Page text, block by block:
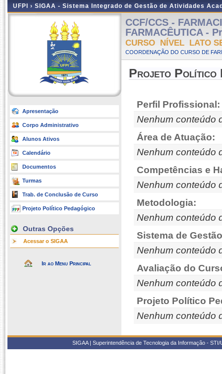
UFPI › SIGAA - Sistema Integrado de Gestão de Atividades
Apresentação
Corpo Administrativo
Alunos Ativos
Calendário
Documentos
Turmas
Trab. de Conclusão de Curso
Projeto Político Pedagógico
Outras Opções
Acessar o SIGAA
Ir ao Menu Principal
CCF/CCS -
FARMACÊUTICA -
CURSO NÍVEL LATO
COORDENAÇÃO DO CURSO DE
Projeto Político
Perfil Profissional:
Nenhum conteúdo
Área de Atuação:
Nenhum conteúdo
Competências e
Nenhum conteúdo
Metodologia:
Nenhum conteúdo
Sistema de
Nenhum conteúdo
Avaliação do
Nenhum conteúdo
Projeto Político
Nenhum conteúdo
SIGAA | Superintendência de Tecnologia da Informação -